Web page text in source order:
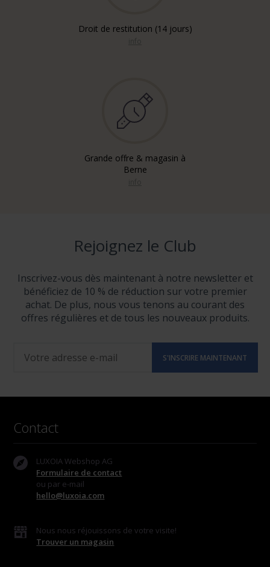
Droit de restitution (14 jours)
Grande offre & magasin à
Berne
Rejoignez le Club
Inscrivez-vous dès maintenant à notre newsletter et
bénéficiez de 10 % de réduction sur votre premier
achat. De plus, nous vous tenons au courant des
offres régulières et de tous les nouveaux produits.
Contact
LUXOIA Webshop AG
Formulaire de contact
ou par e-mail
hello@luxoia.com
Nous nous réjouissons de votre visite!
Trouver un magasin